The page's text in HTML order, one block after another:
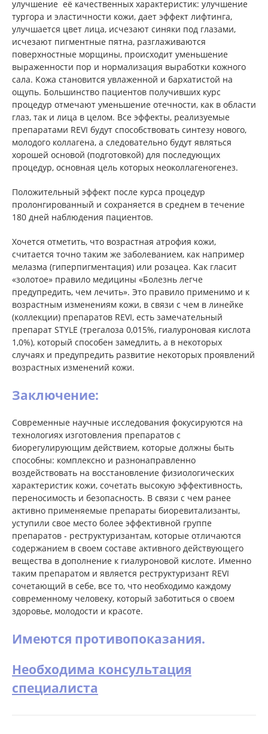
улучшение её качественных характеристик: улучшение
тургора и эластичности кожи, дает эффект лифтинга,
улучшается цвет лица, исчезают синяки под глазами,
исчезают пигментные пятна, разглаживаются
поверхностные морщины, происходит уменьшение
выраженности пор и нормализация выработки кожного
сала. Кожа становится увлаженной и бархатистой на
ощупь. Большинство пациентов получивших курс
процедур отмечают уменьшение отечности, как в области
глаз, так и лица в целом. Все эффекты, реализуемые
препаратами REVI будут способствовать синтезу нового,
молодого коллагена, а следовательно будут являться
хорошей основой (подготовкой) для последующих
процедур, основная цель которых неоколлагеногенез.
Положительный эффект после курса процедур
пролонгированный и сохраняется в среднем в течение
180 дней наблюдения пациентов.
Хочется отметить, что возрастная атрофия кожи,
считается точно таким же заболеванием, как например
мелазма (гиперпигментация) или розацеа. Как гласит
«золотое» правило медицины «Болезнь легче
предупредить, чем лечить». Это правило применимо и к
возрастным изменениям кожи, в связи с чем в линейке
(коллекции) препаратов REVI, есть замечательный
препарат STYLE (трегалоза 0,015%, гиалуроновая кислота
1,0%), который способен замедлить, а в некоторых
случаях и предупредить развитие некоторых проявлений
возрастных изменений кожи.
Заключение:
Современные научные исследования фокусируются на
технологиях изготовления препаратов с
биорегулирующим действием, которые должны быть
способны: комплексно и разнонаправленно
воздействовать на восстановление физиологических
характеристик кожи, сочетать высокую эффективность,
переносимость и безопасность. В связи с чем ранее
активно применяемые препараты биоревитализанты,
уступили свое место более эффективной группе
препаратов - реструктуризантам, которые отличаются
содержанием в своем составе активного действующего
вещества в дополнение к гиалуроновой кислоте. Именно
таким препаратом и является реструктуризант REVI
сочетающий в себе, все то, что необходимо каждому
современному человеку, который заботиться о своем
здоровье, молодости и красоте.
Имеются противопоказания.
Необходима консультация
специалиста